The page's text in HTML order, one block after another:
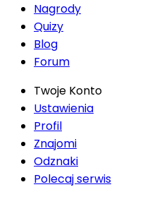
Nagrody
Quizy
Blog
Forum
Twoje Konto
Ustawienia
Profil
Znajomi
Odznaki
Polecaj serwis